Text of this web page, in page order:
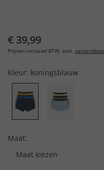
€ 39,99
Prijzen inclusief BTW, excl.
Kleur: koningsblauw
Maat:
Maat kiezen